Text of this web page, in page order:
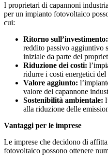
I proprietari di capannoni
per un impianto fotovoltaico
cui:
Ritorno sull’investimento:
reddito passivo aggiuntivo
iniziale da parte del
Riduzione dei costi:
ridurre i costi energetici del
Valore aggiunto:
valore del capannone
Sostenibilità ambientale:
alla riduzione delle
Vantaggi per le imprese
Le imprese che decidono di
fotovoltaico possono ottenere